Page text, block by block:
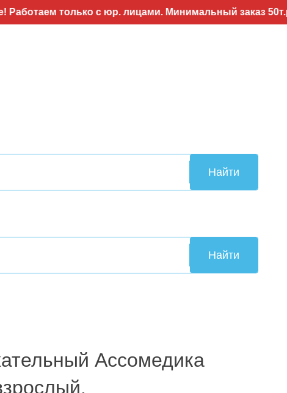
только с юр. лицами. Минимальный заказ
Найти
Найти
Ассомедика